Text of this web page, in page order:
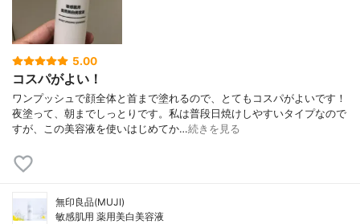
5.00
コスパがよい！
ワンプッシュで顔全体と首まで塗れるので、とてもコスパがよいです！
夜塗って、朝までしっとりです。私は普段日焼けしやすいタイプなので
すが、この美容液を使いはじめてか…続きを見る
無印良品(MUJI)
敏感肌用 薬用美白美容液